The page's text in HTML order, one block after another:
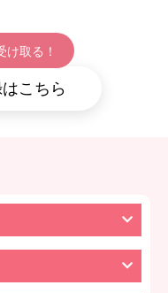
け取る！
こちら